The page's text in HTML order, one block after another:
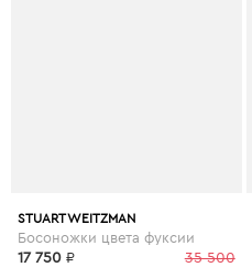
STUART WEITZMAN
Босоножки цвета фуксии
35 500
17 750 ₽